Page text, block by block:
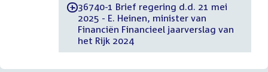
-36740-1 Brief regering d.d. 21 mei
2025 - E. Heinen, minister van
Financiën Financieel jaarverslag van
het Rijk 2024